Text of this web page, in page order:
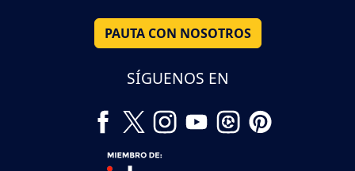
PAUTA CON NOSOTROS
SÍGUENOS EN